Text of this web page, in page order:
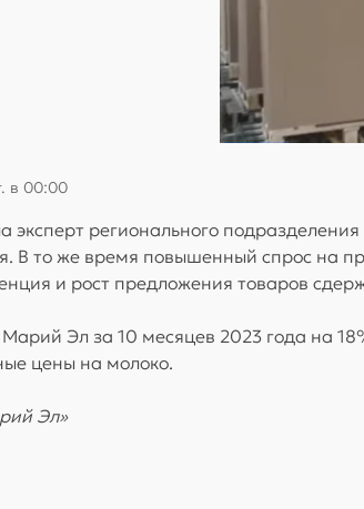
в 00:00
эксперт регионального
В то же время повышенный спрос на
и рост предложения товаров
Марий Эл за 10 месяцев 2023 года на
цены на молоко.
Эл»